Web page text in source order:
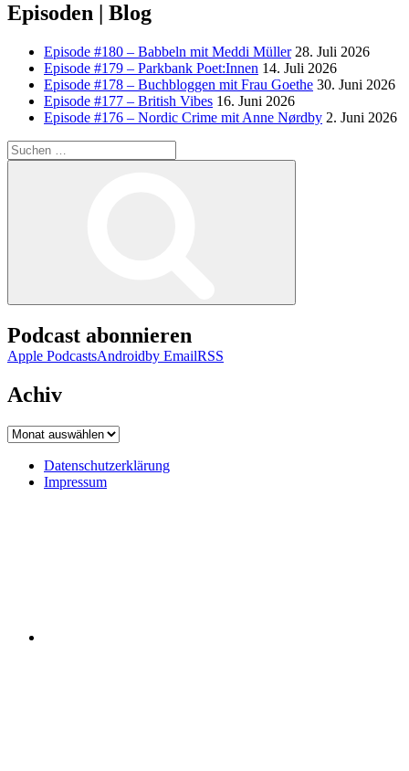
Episoden | Blog
Episode #180 – Babbeln mit Meddi Müller 28. Juli 2026
Episode #179 – Parkbank Poet:Innen 14. Juli 2026
Episode #178 – Buchbloggen mit Frau Goethe 30. Juni 2026
Episode #177 – British Vibes 16. Juni 2026
Episode #176 – Nordic Crime mit Anne Nørdby 2. Juni 2026
Suchen
nach:
Podcast abonnieren
Apple PodcastsAndroidby EmailRSS
Achiv
Achiv
Datenschutzerklärung
Impressum